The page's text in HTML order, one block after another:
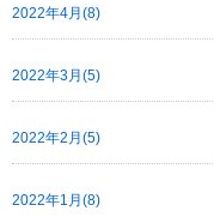
2022年4月(8)
2022年3月(5)
2022年2月(5)
2022年1月(8)